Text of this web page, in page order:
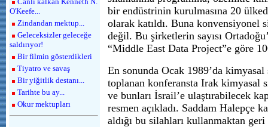
O'Keefe...
Zindandan mektup...
Geleceksizler geleceğe
saldırıyor!
Bir filmin gösterdikleri
Tiyatro ve savaş
Bir yiğitlik destanı...
Tarihte bu ay...
Okur mektupları
bir endüstrinin kurulmasına 20
olarak katıldı. Buna konvensiyonel
değil. Bu şirketlerin sayısı
“Middle East Data Project”e göre
En sonunda Ocak 1989’da
toplanan konferansta Irak kimyasal
ve bunları İsrail’e ulaştırabilecek
resmen açıkladı. Saddam Halepçe
aldığı bu silahları kullanmaktan geri